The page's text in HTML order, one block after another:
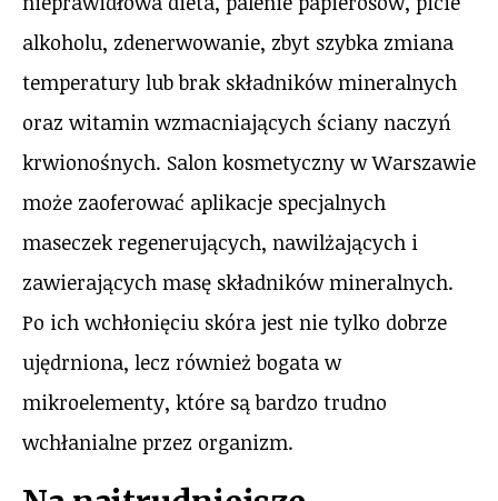
alkoholu, zdenerwowanie, zbyt szybka zmiana
temperatury lub brak składników mineralnych
oraz witamin wzmacniających ściany naczyń
krwionośnych. Salon kosmetyczny w Warszawie
może zaoferować aplikacje specjalnych
maseczek regenerujących, nawilżających i
zawierających masę składników mineralnych.
Po ich wchłonięciu skóra jest nie tylko dobrze
ujędrniona, lecz również bogata w
mikroelementy, które są bardzo trudno
wchłanialne przez organizm.